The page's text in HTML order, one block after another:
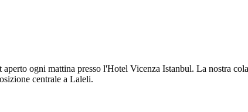
ogni mattina presso l'Hotel Vicenza Istanbul. La nostra
centrale a Laleli.